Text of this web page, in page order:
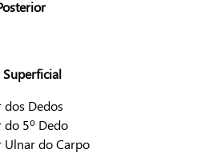
Superficial
dos Dedos
do 5º Dedo
Ulnar do Carpo